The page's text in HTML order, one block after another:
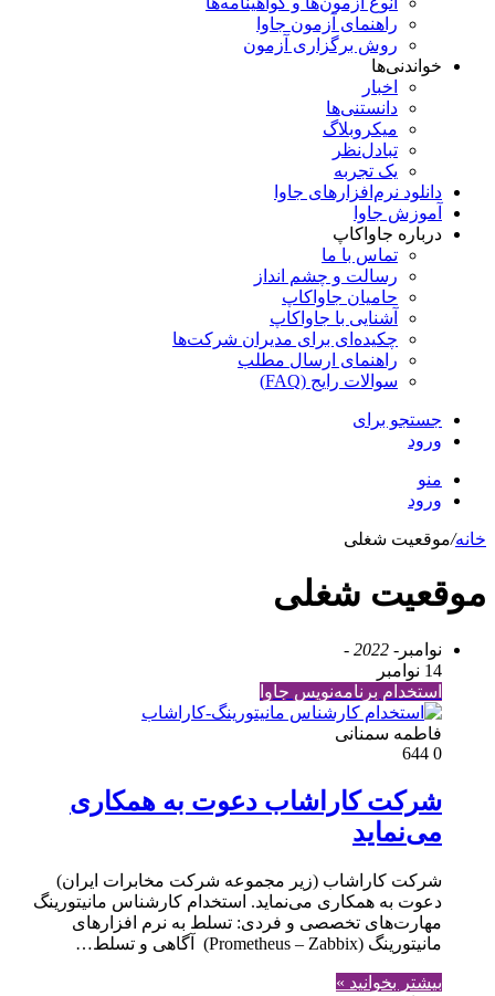
راهنمای آزمون جاوا
روش برگزاری آزمون
خواندنی‌ها
اخبار
دانستنی‌ها
میکروبلاگ
تبادل‌نظر
یک تجربه
دانلود نرم‌افزارهای جاوا
آموزش جاوا
درباره جاواکاپ
تماس با ما
رسالت و چشم انداز
حامیان جاواکاپ
آشنایی با جاواکاپ
چکیده‌ای برای مدیران شرکت‌ها
راهنمای ارسال مطلب
سوالات رایج (FAQ)
جستجو برای
ورود
منو
ورود
خانه/موقعیت شغلی
موقعیت شغلی
نوامبر - 2022 -
14 نوامبر
استخدام برنامه‌نویس جاوا
فاطمه سمنانی
0
شرکت کاراشاب دعوت به همکاری
می‌نماید
شرکت کاراشاب (زیر مجموعه شرکت مخابرات ایران)
دعوت به همکاری می‌نماید. استخدام کارشناس مانیتورینگ
مهارت‌های تخصصی و فردی: تسلط به نرم افزارهای
مانیتورینگ (Prometheus – Zabbix) آگاهی و تسلط…
بیشتر بخوانید »